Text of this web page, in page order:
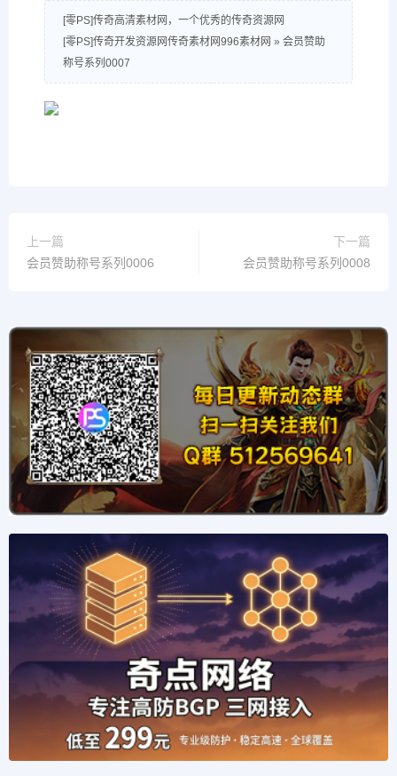
[零PS]传奇高清素材网，一个优秀的传奇资源网
[零PS]传奇开发资源网传奇素材网996素材网 » 会员赞助
称号系列0007
上一篇
会员赞助称号系列0006
下一篇
会员赞助称号系列0008